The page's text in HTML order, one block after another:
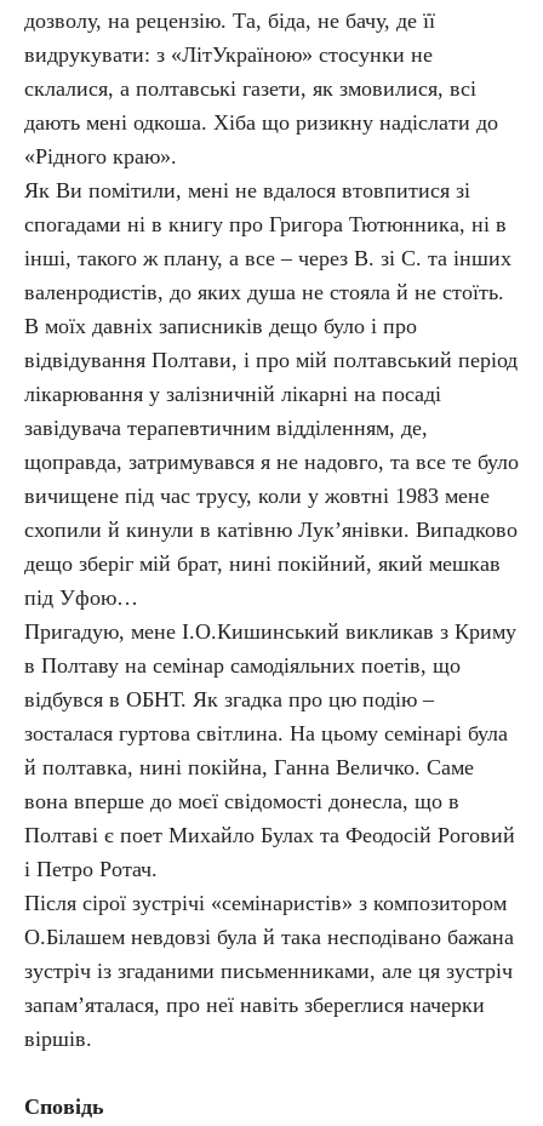
дозволу, на рецензію. Та, біда, не бачу, де її
видрукувати: з «ЛітУкраїною» стосунки не
склалися, а полтавські газети, як змовилися, всі
дають мені одкоша. Хіба що ризикну надіслати до
«Рідного краю».
Як Ви помітили, мені не вдалося втовпитися зі
спогадами ні в книгу про Григора Тютюнника, ні в
інші, такого ж плану, а все – через В. зі С. та інших
валенродистів, до яких душа не стояла й не стоїть.
В моїх давніх записників дещо було і про
відвідування Полтави, і про мій полтавський період
лікарювання у залізничній лікарні на посаді
завідувача терапевтичним відділенням, де,
щоправда, затримувався я не надовго, та все те було
вичищене під час трусу, коли у жовтні 1983 мене
схопили й кинули в катівню Лук’янівки. Випадково
дещо зберіг мій брат, нині покійний, який мешкав
під Уфою…
Пригадую, мене І.О.Кишинський викликав з Криму
в Полтаву на семінар самодіяльних поетів, що
відбувся в ОБНТ. Як згадка про цю подію –
зосталася гуртова світлина. На цьому семінарі була
й полтавка, нині покійна, Ганна Величко. Саме
вона вперше до моєї свідомості донесла, що в
Полтаві є поет Михайло Булах та Феодосій Роговий
і Петро Ротач.
Після сірої зустрічі «семінаристів» з композитором
О.Білашем невдовзі була й така несподівано бажана
зустріч із згаданими письменниками, але ця зустріч
запам’яталася, про неї навіть збереглися начерки
віршів.
Сповідь